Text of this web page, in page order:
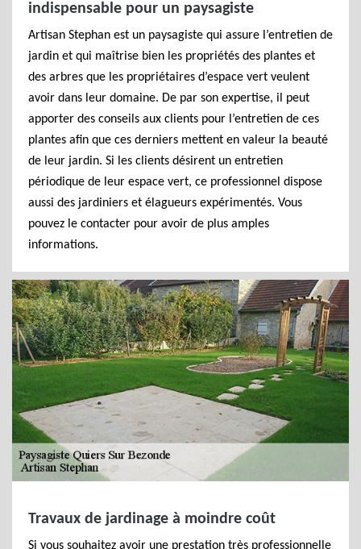
indispensable pour un paysagiste
Artisan Stephan est un paysagiste qui assure l’entretien de
jardin et qui maîtrise bien les propriétés des plantes et
des arbres que les propriétaires d’espace vert veulent
avoir dans leur domaine. De par son expertise, il peut
apporter des conseils aux clients pour l’entretien de ces
plantes afin que ces derniers mettent en valeur la beauté
de leur jardin. Si les clients désirent un entretien
périodique de leur espace vert, ce professionnel dispose
aussi des jardiniers et élagueurs expérimentés. Vous
pouvez le contacter pour avoir de plus amples
informations.
Travaux de jardinage à moindre coût
Si vous souhaitez avoir une prestation très professionnelle